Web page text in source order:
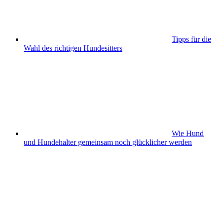
Tipps für die
Wahl des richtigen Hundesitters
Wie Hund
und Hundehalter gemeinsam noch glücklicher werden